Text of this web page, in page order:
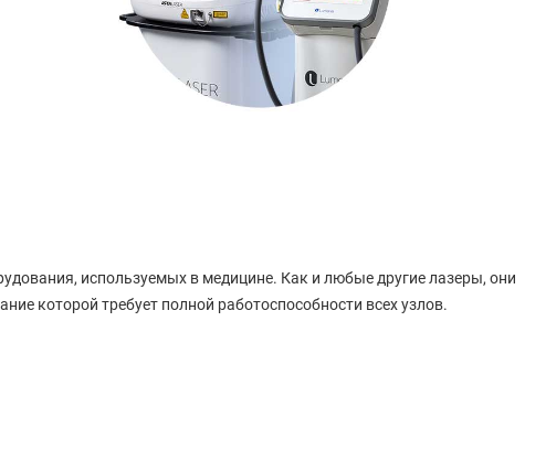
используемых в медицине. Как и любые другие лазеры, они
которой требует полной работоспособности всех узлов.